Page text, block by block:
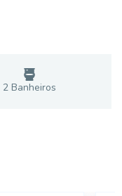
2 Banheiros